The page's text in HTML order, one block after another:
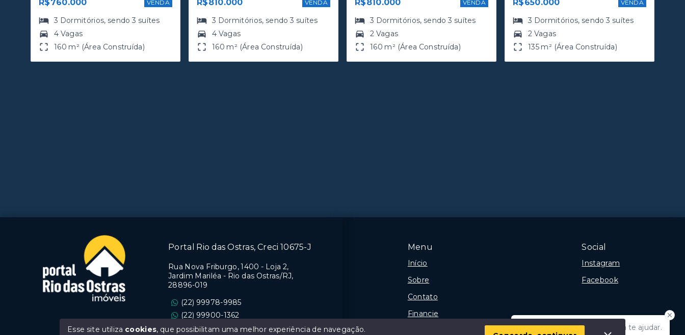
R$760.000 VENDA
3 Dormitórios, sendo3 suítes
4 Vagas
160 m² (Área Construída)
R$810.000 VENDA
3 Dormitórios, sendo3 suítes
4 Vagas
160 m² (Área Construída)
R$810.000 VENDA
3 Dormitórios, sendo3 suítes
2 Vagas
160 m² (Área Construída)
R$650.000 VENDA
3 Dormitórios, sendo3 suítes
2 Vagas
135 m² (Área Construída)
Olá! Estamos disponíveis para te ajudar.
Menu
Início
Sobre
Contato
Financie
Social
Instagram
Facebook
Portal Rio das Ostras, Creci 10675-J
Rua Nova Friburgo, 1400 - Loja 2,
Jardim Mariléa - Rio das Ostras/RJ,
28896-019
(22) 99978-9985
(22) 99900-1362
Ver e-mail
Esse site utiliza cookies, que possibilitam uma melhor experiência de navegação.